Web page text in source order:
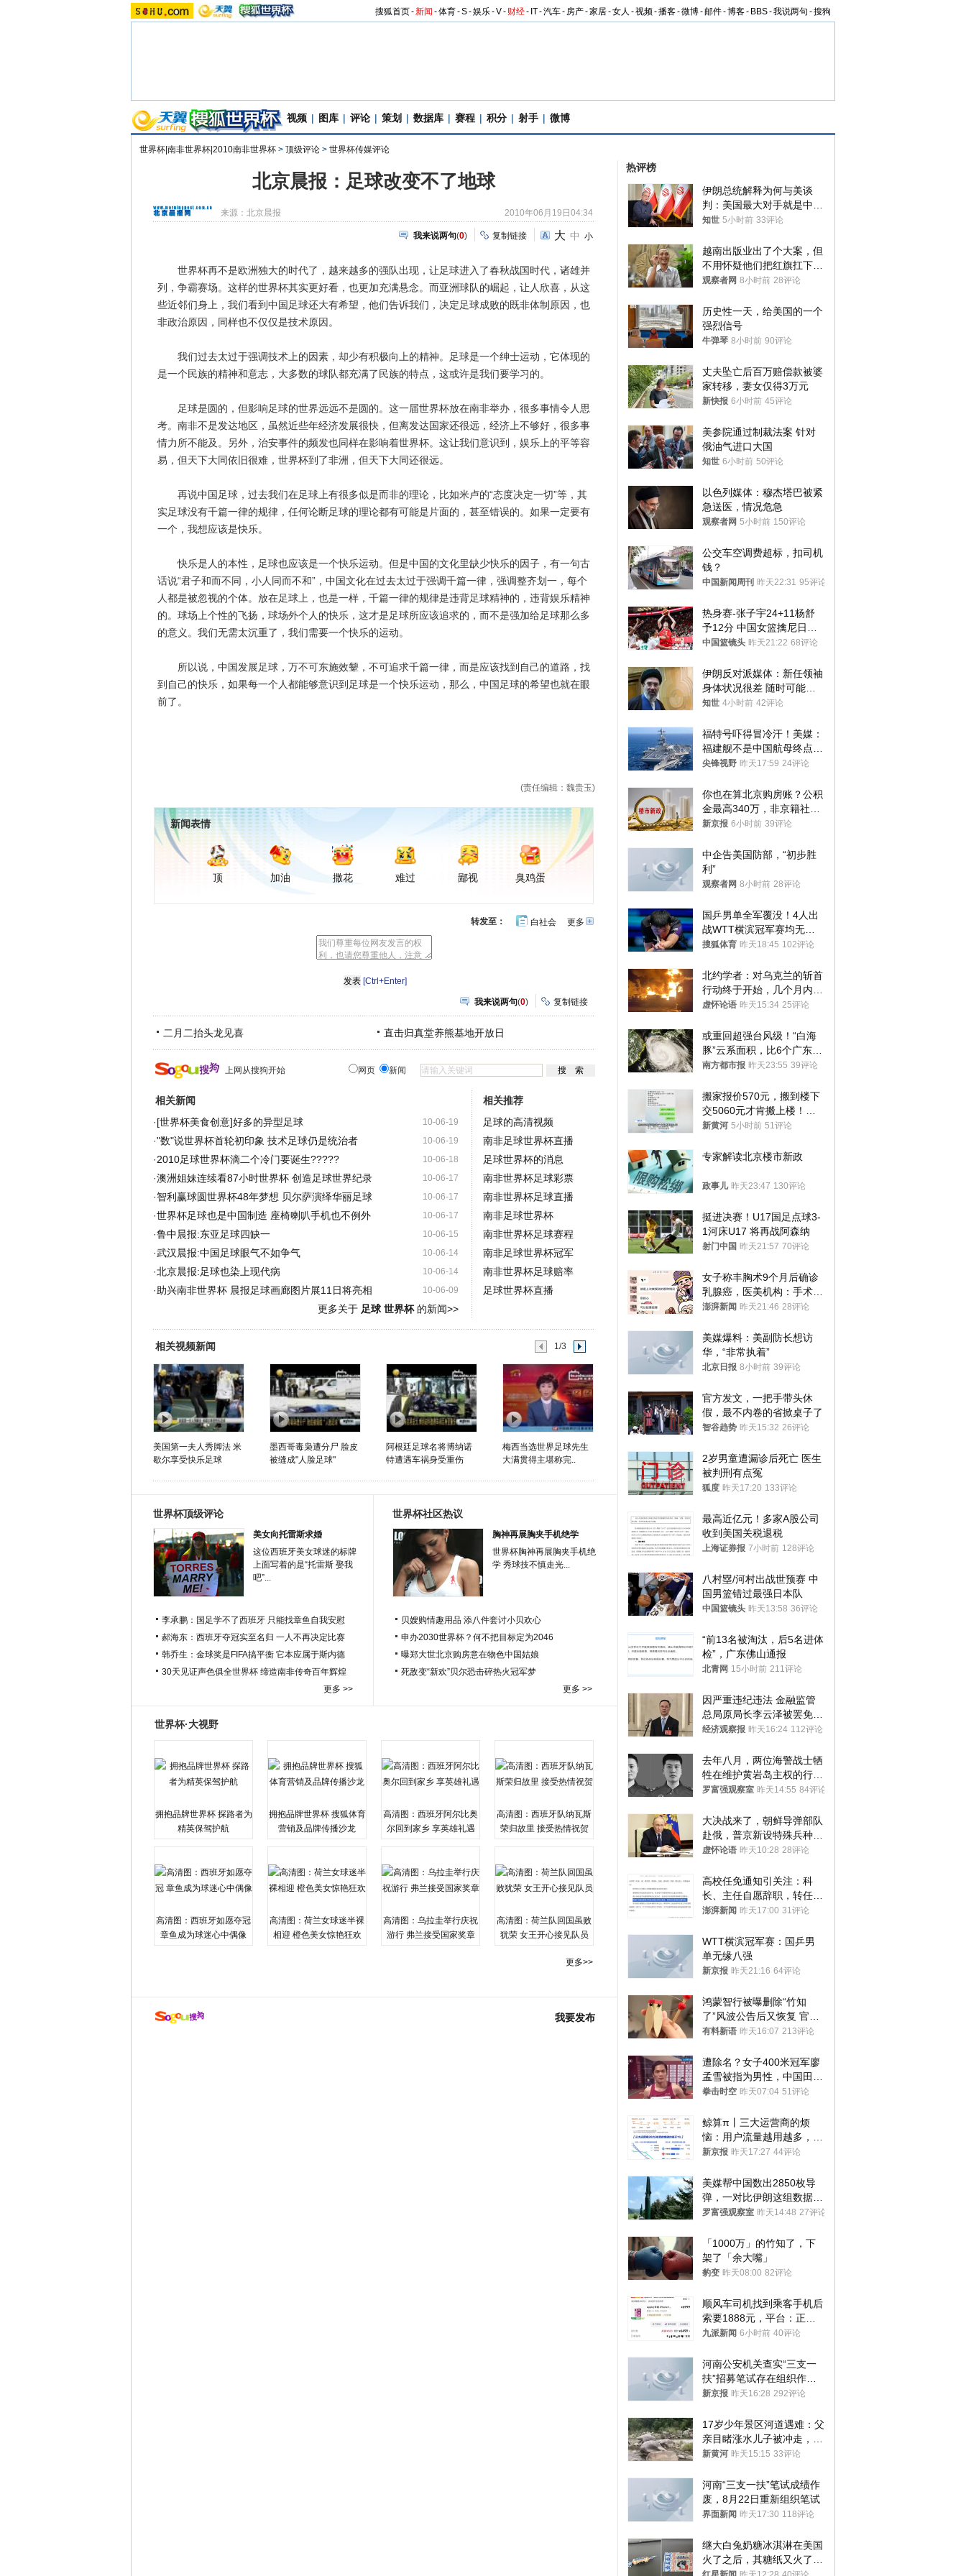
搜狐首页-新闻 -体育-S-娱乐-V- 财经- IT-汽车- 房产-家居-女人 -视频-播客-微博-邮件-博客- BBS-我说两句 -搜狗
视频 | 图库 | 评论 | 策划 | 数据库 | 赛程 | 积分 | 射手 | 微博
世界杯|南非世界杯|2010南非世界杯 > 顶级评论 > 世界杯传媒评论
北京晨报：足球改变不了地球
来源： 北京晨报 2010年06月19日04:34
我来说两句(0) 复制链接 大 中 小
世界杯再不是欧洲独大的时代了，越来越多的强队出现，让足球进入了春秋战国时代，诸雄并
列，争霸赛场。这样的世界杯其实更好看，也更加充满悬念。而亚洲球队的崛起，让人欣喜，从这
些近邻们身上，我们看到中国足球还大有希望，他们告诉我们，决定足球成败的既非体制原因，也
非政治原因，同样也不仅仅是技术原因。
我们过去太过于强调技术上的因素，却少有积极向上的精神。足球是一个绅士运动，它体现的
是一个民族的精神和意志，大多数的球队都充满了民族的特点，这或许是我们要学习的。
足球是圆的，但影响足球的世界远远不是圆的。这一届世界杯放在南非举办，很多事情令人思
考。南非不是发达地区，虽然近些年经济发展很快，但离发达国家还很远，经济上不够好，很多事
情力所不能及。另外，治安事件的频发也同样在影响着世界杯。这让我们意识到，娱乐上的平等容
易，但天下大同依旧很难，世界杯到了非洲，但天下大同还很远。
再说中国足球，过去我们在足球上有很多似是而非的理论，比如米卢的“态度决定一切”等，其
实足球没有千篇一律的规律，任何论断足球的理论都有可能是片面的，甚至错误的。如果一定要有
一个，我想应该是快乐。
快乐是人的本性，足球也应该是一个快乐运动。但是中国的文化里缺少快乐的因子，有一句古
话说“君子和而不同，小人同而不和”，中国文化在过去太过于强调千篇一律，强调整齐划一，每个
人都是被忽视的个体。放在足球上，也是一样，千篇一律的规律是违背足球精神的，违背娱乐精神
的。球场上个性的飞扬，球场外个人的快乐，这才是足球所应该追求的，而不是强加给足球那么多
的意义。我们无需太沉重了，我们需要一个快乐的运动。
所以说，中国发展足球，万不可东施效颦，不可追求千篇一律，而是应该找到自己的道路，找
到自己的快乐，如果每一个人都能够意识到足球是一个快乐运动，那么，中国足球的希望也就在眼
前了。
(责任编辑：魏贵玉)
新闻表情
顶 加油 撒花 难过 鄙视 臭鸡蛋
更多开
转发至： 白社会
[Ctrl+Enter]
我来说两句(0) 复制链接
二月二抬头龙见喜 直击归真堂养熊基地开放日
上网从搜狗开始 网页 新闻
相关新闻
10-06-19
·[世界杯美食创意]好多的异型足球
10-06-19
·"数"说世界杯首轮初印象 技术足球仍是统治者
10-06-18
·2010足球世界杯滴二个冷门要诞生?????
10-06-17
·澳洲姐妹连续看87小时世界杯 创造足球世界纪录
10-06-17
·智利赢球圆世界杯48年梦想 贝尔萨演绎华丽足球
10-06-17
·世界杯足球也是中国制造 座椅喇叭手机也不例外
10-06-15
·鲁中晨报:东亚足球四缺一
10-06-14
·武汉晨报:中国足球眼气不如争气
10-06-14
·北京晨报:足球也染上现代病
10-06-09
·助兴南非世界杯 晨报足球画廊图片展11日将亮相
更多关于 足球 世界杯的新闻>>
相关推荐
足球的高清视频
南非足球世界杯直播
足球世界杯的消息
南非世界杯足球彩票
南非世界杯足球直播
南非足球世界杯
南非世界杯足球赛程
南非足球世界杯冠军
南非世界杯足球赔率
足球世界杯直播
相关视频新闻 1/3
美国第一夫人秀脚法 米
歇尔享受快乐足球
墨西哥毒枭遭分尸 脸皮
被缝成"人脸足球"
阿根廷足球名将博纳诺
特遭遇车祸身受重伤
梅西当选世界足球先生
大满贯得主堪称完..
世界杯顶级评论
美女向托雷斯求婚
这位西班牙美女球迷的标牌
上面写着的是“托雷斯 娶我
吧”...
李承鹏：国足学不了西班牙 只能找章鱼自我安慰
郝海东：西班牙夺冠实至名归 一人不再决定比赛
韩乔生：金球奖是FIFA搞平衡 它本应属于斯内德
30天见证声色俱全世界杯 缔造南非传奇百年辉煌
更多 >>
世界杯社区热议
胸神再展胸夹手机绝学
世界杯胸神再展胸夹手机绝
学 秀球技不慎走光...
贝嫂购情趣用品 添八件套讨小贝欢心
申办2030世界杯？何不把目标定为2046
曝郑大世北京购房意在物色中国姑娘
死敌变“新欢”贝尔恐击碎热火冠军梦
更多 >>
世界杯·大视野
拥抱品牌世界杯 探路者为
精英保驾护航
拥抱品牌世界杯 搜狐体育
营销及品牌传播沙龙
高清图：西班牙阿尔比奥
尔回到家乡 享英雄礼遇
高清图：西班牙队纳瓦斯
荣归故里 接受热情祝贺
高清图：西班牙如愿夺冠
章鱼成为球迷心中偶像
高清图：荷兰女球迷半裸
相迎 橙色美女惊艳狂欢
高清图：乌拉圭举行庆祝
游行 弗兰接受国家奖章
高清图：荷兰队回国虽败
犹荣 女王开心接见队员
更多>>
我要发布
热评榜
伊朗总统解释为何与美谈
判：美国最大对手就是中
国，但他们也在对话
知世 5小时前 33评论
越南出版业出了个大案，但
不用怀疑他们把红旗扛下去
的决心
观察者网 8小时前 28评论
历史性一天，给美国的一个
强烈信号
牛弹琴 8小时前 90评论
丈夫坠亡后百万赔偿款被婆
家转移，妻女仅得3万元
新快报 6小时前 45评论
美参院通过制裁法案 针对
俄油气进口大国
知世 6小时前 50评论
以色列媒体：穆杰塔巴被紧
急送医，情况危急
观察者网 5小时前 150评论
公交车空调费超标，扣司机
钱？
中国新闻周刊 昨天22:31 95评论
热身赛-张子宇24+11杨舒
予12分 中国女篮擒尼日利
亚
中国篮镜头 昨天21:22 68评论
伊朗反对派媒体：新任领袖
身体状况很差 随时可能离
世
知世 4小时前 42评论
福特号吓得冒冷汗！美媒：
福建舰不是中国航母终点，
而是新起点！
尖锋视野 昨天17:59 24评论
你也在算北京购房账？公积
金最高340万，非京籍社保
1年
新京报 6小时前 39评论
中企告美国防部，“初步胜
利”
观察者网 8小时前 28评论
国乒男单全军覆没！4人出
战WTT横滨冠军赛均无缘
八强
搜狐体育 昨天18:45 102评论
北约学者：对乌克兰的斩首
行动终于开始，几个月内乌
将投降
虚怀论语 昨天15:34 25评论
或重回超强台风级！“白海
豚”云系面积，比6个广东还
大！深圳官方：注意这件事
南方都市报 昨天23:55 39评论
搬家报价570元，搬到楼下
交5060元才肯搬上楼！女
子傻眼了……
新黄河 5小时前 51评论
专家解读北京楼市新政
政事儿 昨天23:47 130评论
挺进决赛！U17国足点球3-
1河床U17 将再战阿森纳
射门中国 昨天21:57 70评论
女子称丰胸术9个月后确诊
乳腺癌，医美机构：手术不
可能引发癌症，建议走司法
澎湃新闻 昨天21:46 28评论
美媒爆料：美副防长想访
华，“非常执着”
北京日报 8小时前 39评论
官方发文，一把手带头休
假，最不内卷的省掀桌子了
智谷趋势 昨天15:32 26评论
2岁男童遭漏诊后死亡 医生
被判刑有点冤
狐度 昨天17:20 133评论
最高近亿元！多家A股公司
收到美国关税退税
上海证券报 7小时前 128评论
八村塁/河村出战世预赛 中
国男篮错过最强日本队
中国篮镜头 昨天13:58 36评论
“前13名被淘汰，后5名进体
检”，广东佛山通报
北青网 15小时前 211评论
因严重违纪违法 金融监管
总局原局长李云泽被罢免全
国人大代表
经济观察报 昨天16:24 112评论
去年八月，两位海警战士牺
牲在维护黄岩岛主权的行动
中
罗富强观察室 昨天14:55 84评论
大决战来了，朝鲜导弹部队
赴俄，普京新设特殊兵种，
76岁老将扛旗
虚怀论语 昨天10:28 28评论
高校任免通知引关注：科
长、主任自愿辞职，转任思
政辅导员
澎湃新闻 昨天17:00 31评论
WTT横滨冠军赛：国乒男
单无缘八强
新京报 昨天21:16 64评论
鸿蒙智行被曝删除“竹知
了”风波公告后又恢复 官媒
曾力挺：劝华为要大度的，
有料新语 昨天16:07 213评论
遭除名？女子400米冠军廖
孟雪被指为男性，中国田协
默不作声
拳击时空 昨天07:04 51评论
鲸算π丨三大运营商的烦
恼：用户流量越用越多，收
入却越来越少
新京报 昨天17:27 44评论
美媒帮中国数出2850枚导
弹，一对比伊朗这组数据，
发现出大事了
罗富强观察室 昨天14:48 27评论
「1000万」的竹知了，下
架了「余大嘴」
豹变 昨天08:00 82评论
顺风车司机找到乘客手机后
索要1888元，平台：正和
司机沟通协商
九派新闻 6小时前 40评论
河南公安机关查实“三支一
扶”招募笔试存在组织作弊
犯罪行为
新京报 昨天16:28 292评论
17岁少年景区河道遇难：父
亲目睹涨水儿子被冲走，当
地排除上游泄洪，家属盼厘
新黄河 昨天15:15 33评论
河南“三支一扶”笔试成绩作
废，8月22日重新组织笔试
界面新闻 昨天17:30 118评论
继大白兔奶糖冰淇淋在美国
火了之后，其糖纸又火了！